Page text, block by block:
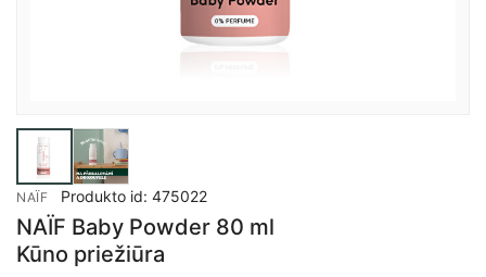
NAÏF Produkto id: 475022
NAÏF Baby Powder 80 ml
Kūno priežiūra